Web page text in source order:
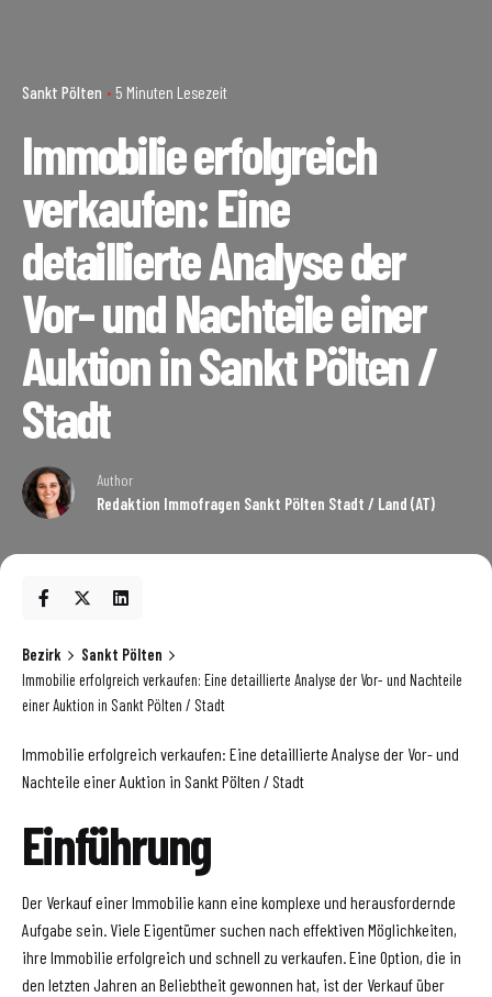
Sankt Pölten 5 Minuten Lesezeit
Immobilie erfolgreich
verkaufen: Eine
detaillierte Analyse der
Vor- und Nachteile einer
Auktion in Sankt Pölten /
Stadt
Author
Redaktion Immofragen Sankt Pölten Stadt / Land (AT)
Bezirk
Sankt Pölten
Immobilie erfolgreich verkaufen: Eine detaillierte Analyse der Vor- und Nachteile
einer Auktion in Sankt Pölten / Stadt
Immobilie erfolgreich verkaufen: Eine detaillierte Analyse der Vor- und
Nachteile einer Auktion in Sankt Pölten / Stadt
Einführung
Der Verkauf einer Immobilie kann eine komplexe und herausfordernde
Aufgabe sein. Viele Eigentümer suchen nach effektiven Möglichkeiten,
ihre Immobilie erfolgreich und schnell zu verkaufen. Eine Option, die in
den letzten Jahren an Beliebtheit gewonnen hat, ist der Verkauf über